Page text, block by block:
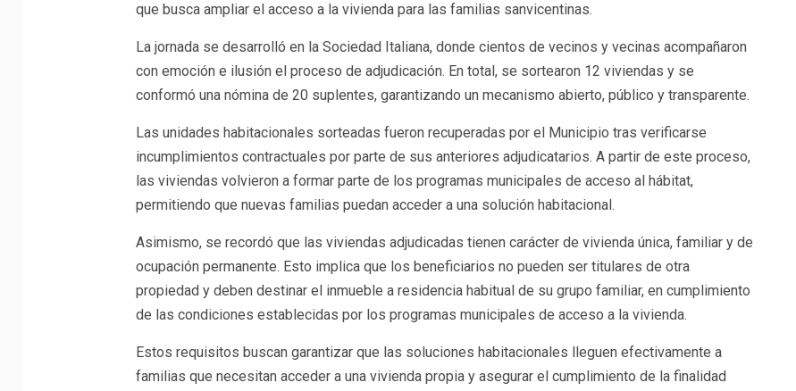
que busca ampliar el acceso a la vivienda para las familias sanvicentinas.
La jornada se desarrolló en la Sociedad Italiana, donde cientos de vecinos y vecinas acompañaron
con emoción e ilusión el proceso de adjudicación. En total, se sortearon 12 viviendas y se
conformó una nómina de 20 suplentes, garantizando un mecanismo abierto, público y transparente.
Las unidades habitacionales sorteadas fueron recuperadas por el Municipio tras verificarse
incumplimientos contractuales por parte de sus anteriores adjudicatarios. A partir de este proceso,
las viviendas volvieron a formar parte de los programas municipales de acceso al hábitat,
permitiendo que nuevas familias puedan acceder a una solución habitacional.
Asimismo, se recordó que las viviendas adjudicadas tienen carácter de vivienda única, familiar y de
ocupación permanente. Esto implica que los beneficiarios no pueden ser titulares de otra
propiedad y deben destinar el inmueble a residencia habitual de su grupo familiar, en cumplimiento
de las condiciones establecidas por los programas municipales de acceso a la vivienda.
Estos requisitos buscan garantizar que las soluciones habitacionales lleguen efectivamente a
familias que necesitan acceder a una vivienda propia y asegurar el cumplimiento de la finalidad